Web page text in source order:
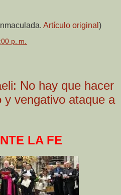
Artículo original )
p. m.
No hay que hacer
y vengativo ataque a
LA FE